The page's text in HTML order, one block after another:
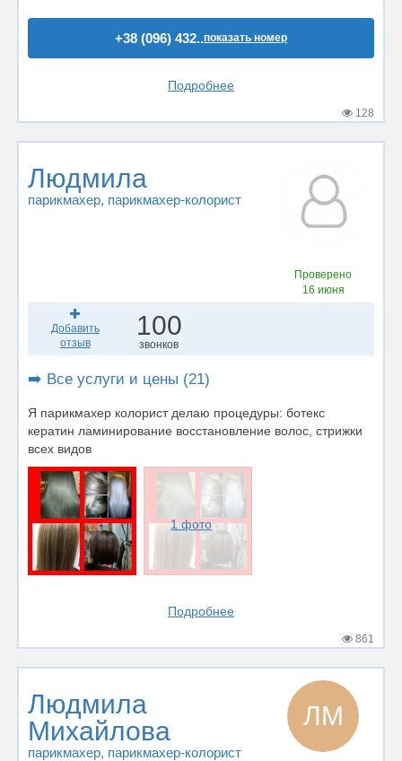
+38 (096) 432..показать номер
Подробнее
128
Людмила
парикмахер, парикмахер-колорист
Проверено
16 июня
Добавить
отзыв
100
звонков
➡️ Все услуги и цены (21)
Я парикмахер колорист делаю процедуры: ботекс
кератин ламинирование восстановление волос, стрижки
всех видов
1 фото
Подробнее
861
Людмила
Михайлова
парикмахер, парикмахер-колорист
ЛМ